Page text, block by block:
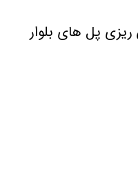
پل های بلوار